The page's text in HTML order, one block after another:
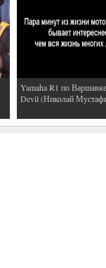
Yamaha R1 по
Devil (Николай